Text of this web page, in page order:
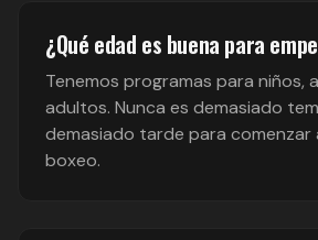
¿Qué edad es buena para
Tenemos programas para niños,
adultos. Nunca es demasiado
demasiado tarde para comenzar
boxeo.